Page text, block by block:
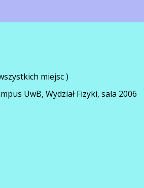
miejsc )
UwB, Wydział Fizyki, sala 2006